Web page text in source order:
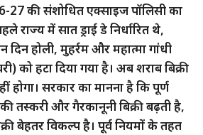
27 की संशोधित एक्साइज पॉलिसी का
राज्य में सात ड्राई डे निर्धारित थे,
दिन होली, मुहर्रम और महात्मा गांधी
को हटा दिया गया है। अब शराब बिक्री
होगा। सरकार का मानना है कि पूर्ण
तस्करी और गैरकानूनी बिक्री बढ़ती है,
बेहतर विकल्प है। पूर्व नियमों के तहत